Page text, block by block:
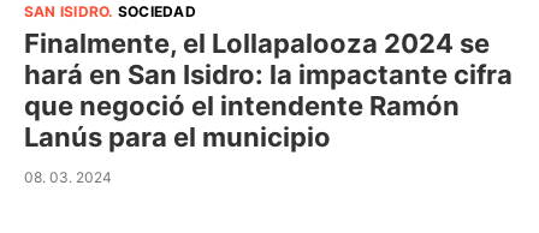
SAN ISIDRO. SOCIEDAD
Finalmente, el Lollapalooza 2024 se
hará en San Isidro: la impactante cifra
que negoció el intendente Ramón
Lanús para el municipio
08. 03. 2024